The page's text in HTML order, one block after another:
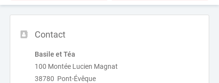
Contact
Basile et Téa
100 Montée Lucien Magnat
38780 Pont-Évêque